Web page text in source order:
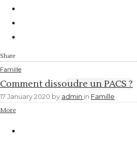
Share
Famille
Comment dissoudre un PACS ?
17 January 2020 by admin in Famille
More